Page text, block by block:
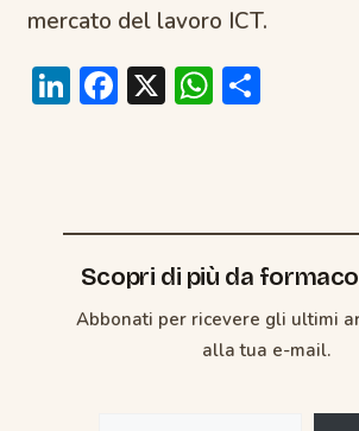
mercato del lavoro ICT.
Li
dI
n
F
o
o
k
X W
A
p
p
C
vi
di
Scopri di più da
Abbonati per ricevere gli ultimi
alla tua e-mail.